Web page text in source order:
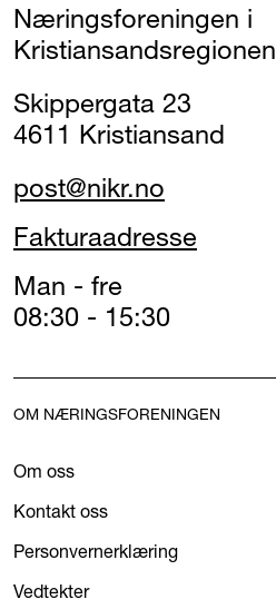
Næringsforeningen i
Kristiansandsregionen
Skippergata 23
4611 Kristiansand
post@nikr.no
Fakturaadresse
Man - fre
08:30 - 15:30
OM NÆRINGSFORENINGEN
Om oss
Kontakt oss
Personvernerklæring
Vedtekter